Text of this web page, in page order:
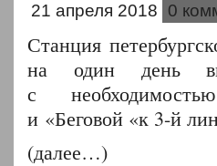
21 апреля 2018 0
Станция
на один день
с
и «Беговой «к 3-й
(далее…)